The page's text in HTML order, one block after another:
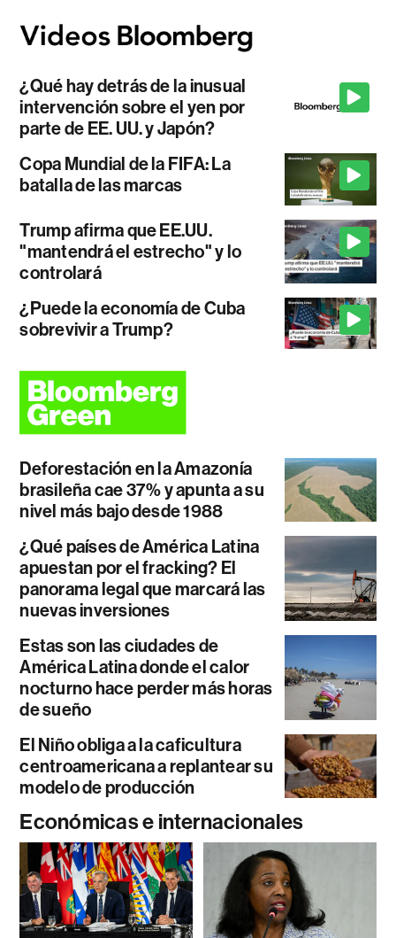
¿Qué hay detrás de la inusual
intervención sobre el yen por
parte de EE. UU. y Japón?
Copa Mundial de la FIFA: La
batalla de las marcas
Trump afirma que EE.UU.
"mantendrá el estrecho" y lo
controlará
¿Puede la economía de Cuba
sobrevivir a Trump?
Deforestación en la Amazonía
brasileña cae 37% y apunta a su
nivel más bajo desde 1988
¿Qué países de América Latina
apuestan por el fracking? El
panorama legal que marcará las
nuevas inversiones
Estas son las ciudades de
América Latina donde el calor
nocturno hace perder más horas
de sueño
El Niño obliga a la caficultura
centroamericana a replantear su
modelo de producción
Económicas e internacionales